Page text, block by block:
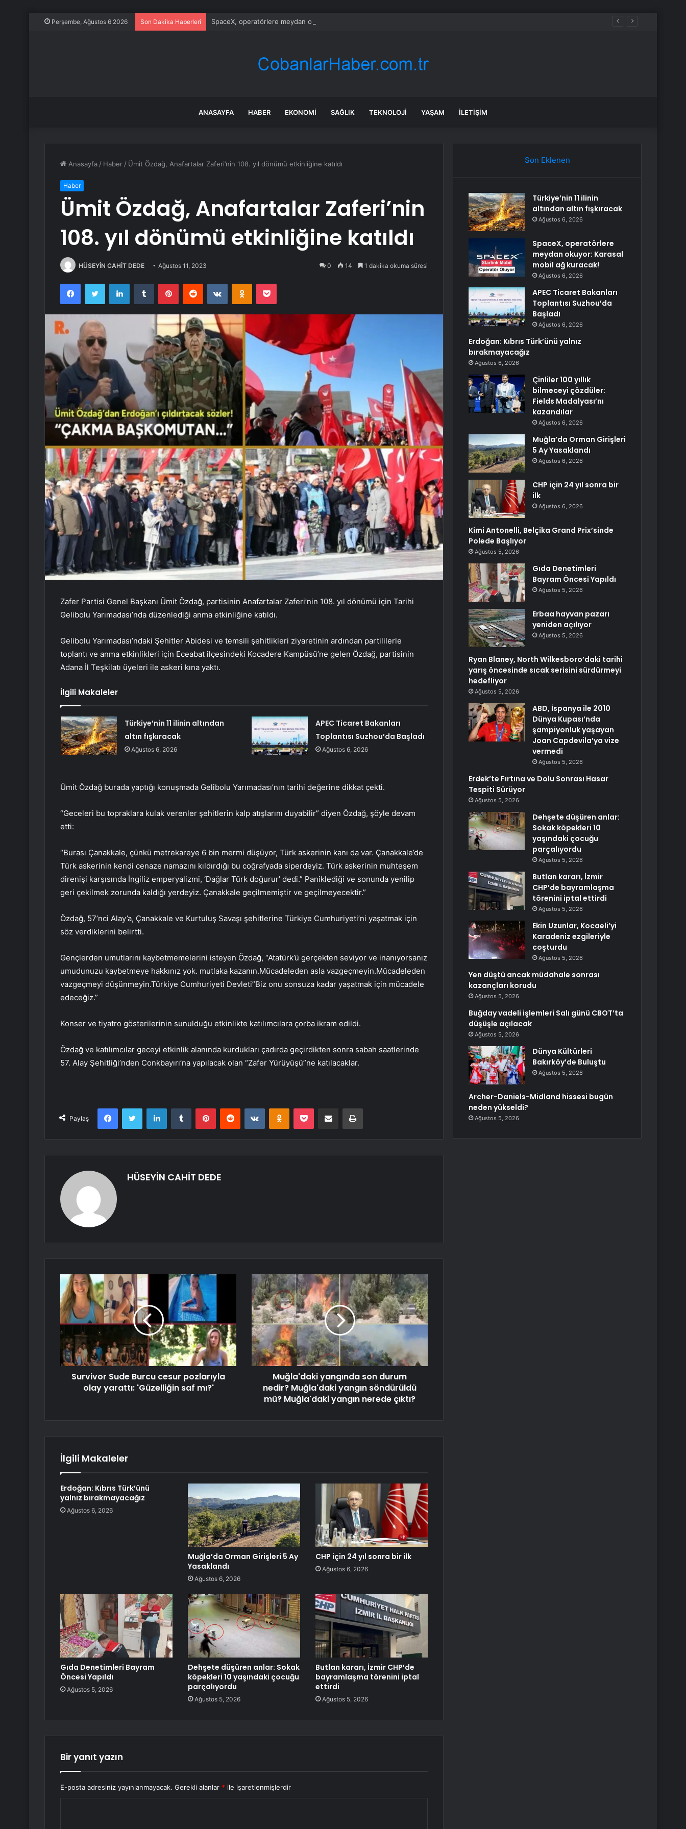
Perşembe, Ağustos 6 2026 Son Dakika Haberleri SpaceX, operatörlere meydan okuyor: Karasal mobil ağ kuracak!
ANASAYFA HABER EKONOMI SAĞLIK TEKNOLOJI YAŞAM İLETIŞIM
Anasayfa / Haber / Ümit Özdağ, Anafartalar Zaferi’nin 108. yıl dönümü etkinliğine katıldı
Haber
Ümit Özdağ, Anafartalar Zaferi’nin
108. yıl dönümü etkinliğine katıldı
HÜSEYİN CAHİT DEDE Ağustos 11, 2023 0 14 1 dakika okuma süresi
FacebookTwitter LinkedInTumblr PinterestReddit VKontakteOdnoklassniki
Pocket
Zafer Partisi Genel Başkanı Ümit Özdağ, partisinin Anafartalar Zaferi’nin 108. yıl dönümü için Tarihi
Gelibolu Yarımadası’nda düzenlediği anma etkinliğine katıldı.
Gelibolu Yarımadası’ndaki Şehitler Abidesi ve temsili şehitlikleri ziyaretinin ardından partililerle
toplantı ve anma etkinlikleri için Eceabat ilçesindeki Kocadere Kampüsü’ne gelen Özdağ, partisinin
Adana İl Teşkilatı üyeleri ile askeri kına yaktı.
İlgili Makaleler
Türkiye’nin 11 ilinin altından
altın fışkıracak
Ağustos 6, 2026
APEC Ticaret Bakanları
Toplantısı Suzhou’da Başladı
Ağustos 6, 2026
Ümit Özdağ burada yaptığı konuşmada Gelibolu Yarımadası’nın tarihi değerine dikkat çekti.
“Geceleri bu topraklara kulak verenler şehitlerin kalp atışlarını duyabilir” diyen Özdağ, şöyle devam
etti:
“Burası Çanakkale, çünkü metrekareye 6 bin mermi düşüyor, Türk askerinin kanı da var. Çanakkale’de
Türk askerinin kendi cenaze namazını kıldırdığı bu coğrafyada siperdeyiz. Türk askerinin muhteşem
direnişi karşısında İngiliz emperyalizmi, ‘Dağlar Türk doğurur’ dedi.” Paniklediği ve sonunda yenilip
geri çekilmek zorunda kaldığı yerdeyiz. Çanakkale geçilmemiştir ve geçilmeyecektir.”
Özdağ, 57’nci Alay’a, Çanakkale ve Kurtuluş Savaşı şehitlerine Türkiye Cumhuriyeti’ni yaşatmak için
söz verdiklerini belirtti.
Gençlerden umutlarını kaybetmemelerini isteyen Özdağ, “Atatürk’ü gerçekten seviyor ve inanıyorsanız
umudunuzu kaybetmeye hakkınız yok. mutlaka kazanın.Mücadeleden asla vazgeçmeyin.Mücadeleden
vazgeçmeyi düşünmeyin.Türkiye Cumhuriyeti Devleti”Biz onu sonsuza kadar yaşatmak için mücadele
edeceğiz.”
Konser ve tiyatro gösterilerinin sunulduğu etkinlikte katılımcılara çorba ikram edildi.
Özdağ ve katılımcılar geceyi etkinlik alanında kurdukları çadırda geçirdikten sonra sabah saatlerinde
57. Alay Şehitliği’nden Conkbayırı’na yapılacak olan “Zafer Yürüyüşü”ne katılacaklar.
Paylaş
FacebookTwitter LinkedInTumblr PinterestReddit VKontakteOdnoklassniki
Pocket E-Posta ile paylaş Yazdır
HÜSEYİN CAHİT DEDE
Survivor Sude Burcu cesur pozlarıyla
olay yarattı: 'Güzelliğin saf mı?'
Muğla'daki yangında son durum
nedir? Muğla'daki yangın söndürüldü
mü? Muğla'daki yangın nerede çıktı?
İlgili Makaleler
Erdoğan: Kıbrıs Türk’ünü
yalnız bırakmayacağız
Ağustos 6, 2026
Muğla’da Orman Girişleri 5 Ay
Yasaklandı
Ağustos 6, 2026
CHP için 24 yıl sonra bir ilk
Ağustos 6, 2026
Gıda Denetimleri Bayram
Öncesi Yapıldı
Ağustos 5, 2026
Dehşete düşüren anlar: Sokak
köpekleri 10 yaşındaki çocuğu
parçalıyordu
Ağustos 5, 2026
Butlan kararı, İzmir CHP’de
bayramlaşma törenini iptal
ettirdi
Ağustos 5, 2026
Bir yanıt yazın
E-posta adresiniz yayınlanmayacak. Gerekli alanlar * ile işaretlenmişlerdir
Son Eklenen
Türkiye’nin 11 ilinin
altından altın fışkıracak
Ağustos 6, 2026
SpaceX, operatörlere
meydan okuyor: Karasal
mobil ağ kuracak!
Ağustos 6, 2026
APEC Ticaret Bakanları
Toplantısı Suzhou’da
Başladı
Ağustos 6, 2026
Erdoğan: Kıbrıs Türk’ünü yalnız
bırakmayacağız
Ağustos 6, 2026
Çinliler 100 yıllık
bilmeceyi çözdüler:
Fields Madalyası’nı
kazandılar
Ağustos 6, 2026
Muğla’da Orman Girişleri
5 Ay Yasaklandı
Ağustos 6, 2026
CHP için 24 yıl sonra bir
ilk
Ağustos 6, 2026
Kimi Antonelli, Belçika Grand Prix’sinde
Polede Başlıyor
Ağustos 5, 2026
Gıda Denetimleri
Bayram Öncesi Yapıldı
Ağustos 5, 2026
Erbaa hayvan pazarı
yeniden açılıyor
Ağustos 5, 2026
Ryan Blaney, North Wilkesboro’daki tarihi
yarış öncesinde sıcak serisini sürdürmeyi
hedefliyor
Ağustos 5, 2026
ABD, İspanya ile 2010
Dünya Kupası’nda
şampiyonluk yaşayan
Joan Capdevila’ya vize
vermedi
Ağustos 5, 2026
Erdek’te Fırtına ve Dolu Sonrası Hasar
Tespiti Sürüyor
Ağustos 5, 2026
Dehşete düşüren anlar:
Sokak köpekleri 10
yaşındaki çocuğu
parçalıyordu
Ağustos 5, 2026
Butlan kararı, İzmir
CHP’de bayramlaşma
törenini iptal ettirdi
Ağustos 5, 2026
Ekin Uzunlar, Kocaeli’yi
Karadeniz ezgileriyle
coşturdu
Ağustos 5, 2026
Yen düştü ancak müdahale sonrası
kazançları korudu
Ağustos 5, 2026
Buğday vadeli işlemleri Salı günü CBOT’ta
düşüşle açılacak
Ağustos 5, 2026
Dünya Kültürleri
Bakırköy’de Buluştu
Ağustos 5, 2026
Archer-Daniels-Midland hissesi bugün
neden yükseldi?
Ağustos 5, 2026